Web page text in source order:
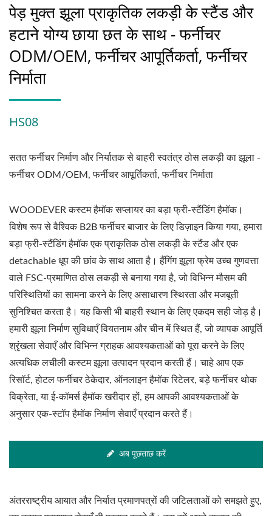
पेड़ मुक्त झूला प्राकृतिक लकड़ी के स्टैंड और
हटाने योग्य छाया छत के साथ - फर्नीचर
ODM/OEM, फर्नीचर आपूर्तिकर्ता, फर्नीचर
निर्माता
HS08
सतत फर्नीचर निर्माण और निर्यातक से बाहरी स्वतंत्र ठोस लकड़ी का झूला -
फर्नीचर ODM/OEM, फर्नीचर आपूर्तिकर्ता, फर्नीचर निर्माता
WOODEVER कस्टम हैमॉक सप्लायर का बड़ा फ्री-स्टैंडिंग हैमॉक।
विशेष रूप से वैश्विक B2B फर्नीचर बाजार के लिए डिज़ाइन किया गया, हमारा
बड़ा फ्री-स्टैंडिंग हैमॉक एक प्राकृतिक ठोस लकड़ी के स्टैंड और एक
detachable धूप की छांव के साथ आता है। हैंगिंग झूला फ्रेम उच्च गुणवत्ता
वाले FSC-प्रमाणित ठोस लकड़ी से बनाया गया है, जो विभिन्न मौसम की
परिस्थितियों का सामना करने के लिए असाधारण स्थिरता और मजबूती
सुनिश्चित करता है। यह किसी भी बाहरी स्थान के लिए एकदम सही जोड़ है।
हमारी झूला निर्माण सुविधाएँ वियतनाम और चीन में स्थित हैं, जो व्यापक आपूर्ति
श्रृंखला सेवाएँ और विभिन्न ग्राहक आवश्यकताओं को पूरा करने के लिए
अत्यधिक लचीली कस्टम झूला उत्पादन प्रदान करती हैं। चाहे आप एक
रिसॉर्ट, होटल फर्नीचर ठेकेदार, ऑनलाइन हैमॉक रिटेलर, बड़े फर्नीचर थोक
विक्रेता, या ई-कॉमर्स हैमॉक खरीदार हों, हम आपकी आवश्यकताओं के
अनुसार एक-स्टॉप हैमॉक निर्माण सेवाएँ प्रदान करते हैं।
अब पूछताछ करें
अंतरराष्ट्रीय आयात और निर्यात प्रमाणपत्रों की जटिलताओं को समझते हुए,